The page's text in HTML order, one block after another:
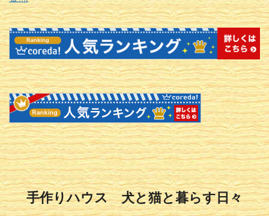
手作りハウス 犬と猫と暮らす日々